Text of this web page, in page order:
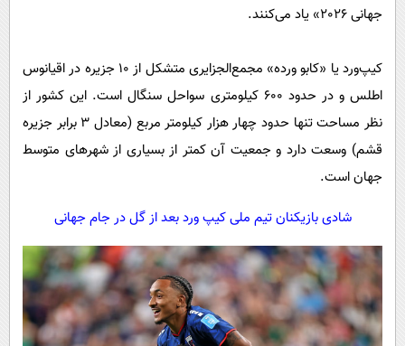
جهانی 2026» یاد می‌کنند.
کیپ‌ورد یا «کابو ورده» مجمع‌الجزایری متشکل از 10 جزیره در اقیانوس
اطلس و در حدود 600 کیلومتری سواحل سنگال است. این کشور از
نظر مساحت تنها حدود چهار هزار کیلومتر مربع (معادل 3 برابر جزیره
قشم) وسعت دارد و جمعیت آن کمتر از بسیاری از شهرهای متوسط
جهان است.
شادی بازیکنان تیم ملی کیپ ورد بعد از گل در جام جهانی